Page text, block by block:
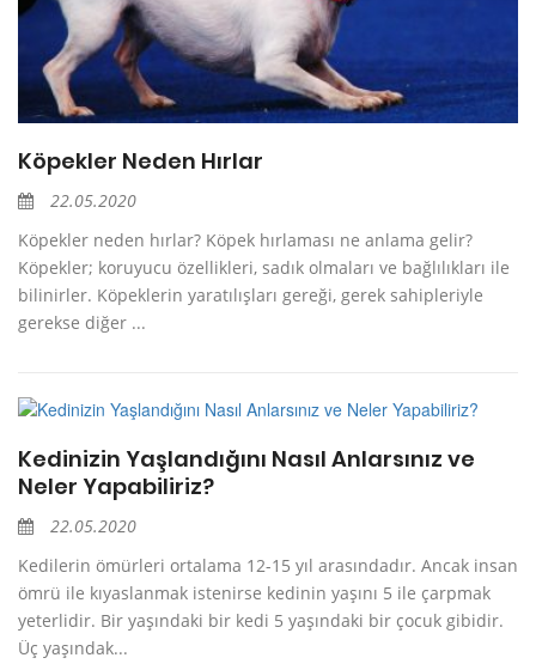
Köpekler Neden Hırlar
22.05.2020
Köpekler neden hırlar? Köpek hırlaması ne anlama gelir?
Köpekler; koruyucu özellikleri, sadık olmaları ve bağlılıkları ile
bilinirler. Köpeklerin yaratılışları gereği, gerek sahipleriyle
gerekse diğer ...
Kedinizin Yaşlandığını Nasıl Anlarsınız ve
Neler Yapabiliriz?
22.05.2020
Kedilerin ömürleri ortalama 12-15 yıl arasındadır. Ancak insan
ömrü ile kıyaslanmak istenirse kedinin yaşını 5 ile çarpmak
yeterlidir. Bir yaşındaki bir kedi 5 yaşındaki bir çocuk gibidir.
Üç yaşındak...